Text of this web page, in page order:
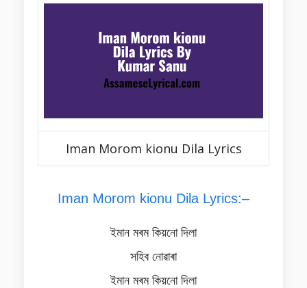
Iman Morom kionu Dila Lyrics
Iman Morom kionu Dila Lyrics:–
ইমান মৰম কিয়নো দিলা
সহিব নোৱাৰা
ইমান মৰম কিয়নো দিলা